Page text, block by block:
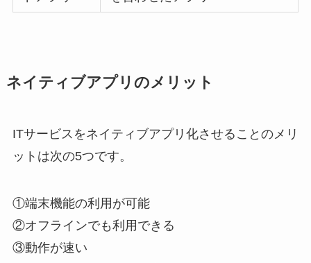
ネイティブアプリ のメリット
ITサービスをネイティブアプリ化させることのメリ
ットは次の5つです。
①端末機能の利用が可能
②オフラインでも利用できる
③動作が速い